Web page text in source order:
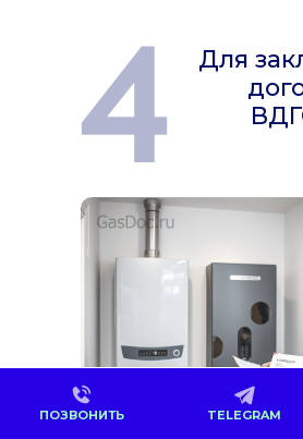
4
Для
ПОЗВОНИТЬ TELEGRAM